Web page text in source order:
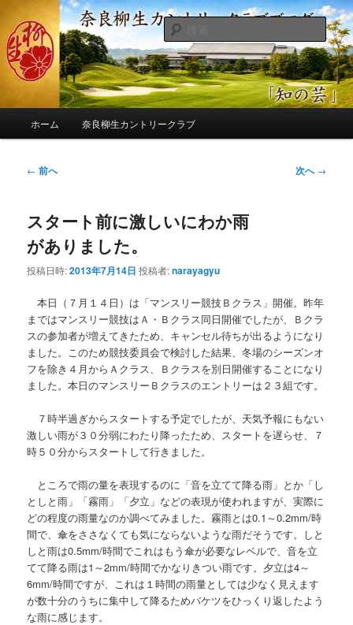
ン
コ
ン
へ
奈良柳生カントリークラブ総支配人
ブログ
季節の話題、クラブの出来事、コースの改修・更新作業、ゴルフに関する随
筆、喜怒哀楽などを気まぐれに発信します。
検
索
ホーム 奈良柳生カントリークラブ
投
ビ
ー
シ
ン
← 前へ 次へ→
スタート前に激しいにわか雨
がありました。
投稿日時:2013年7月14日 投稿者:narayagyu
本日（７月１４日）は「マンスリー競技Ｂクラス」開催。昨年
まではマンスリー競技はＡ・Ｂクラス同日開催でしたが、Ｂクラ
スの参加者が増えてきたため、キャンセル待ちが出るようになり
ました。このため競技委員会で検討した結果、冬場のシーズンオ
フを除き４月からＡクラス、Ｂクラスを別日開催することになり
ました。本日のマンスリーＢクラスのエントリーは２３組です。
７時半過ぎからスタートする予定でしたが、天気予報にもない
激しい雨が３０分弱にわたり降ったため、スタートを遅らせ、７
時５０分からスタートして行きました。
ところで雨の量を表現するのに「音を立てて降る雨」とか「し
としと雨」「霧雨」「夕立」などの表現が使われますが、実際に
どの程度の雨量なのか調べてみました。霧雨とは0.1～0.2mm/時
間で、傘をささなくても気にならないような雨だそうです。しと
しと雨は0.5mm/時間でこれはもう傘が必要なレベルで、音を立
てて降る雨は1～2mm/時間でかなりきつい雨です。夕立は4～
6mm/時間ですが、これは１時間の雨量としては少なく見えます
が数十分のうちに集中して降るためバケツをひっくり返したよう
な雨に感じます。